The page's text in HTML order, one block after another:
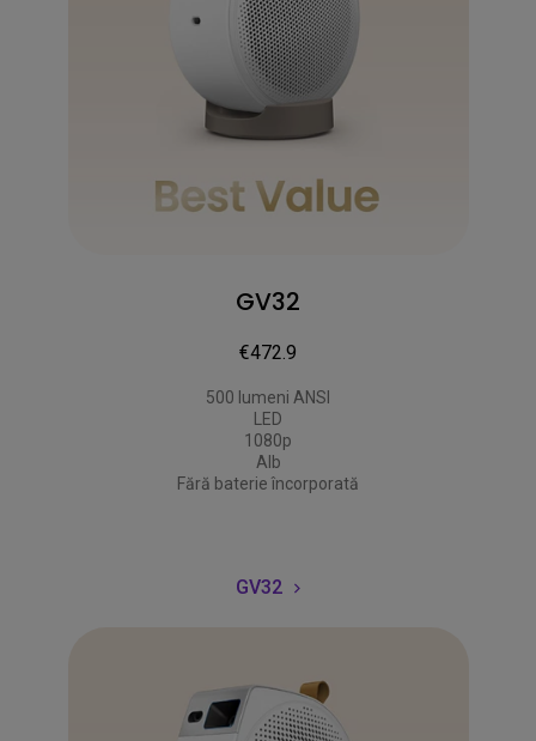
GV32
€472.9
500 lumeni ANSI
LED
1080p
Alb
Fără baterie încorporată
GV32